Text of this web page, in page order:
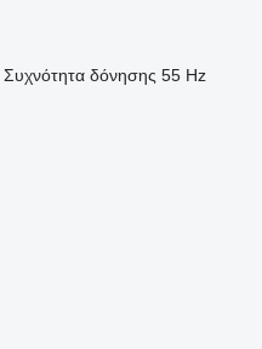
Συχνότητα δόνησης 55 Hz